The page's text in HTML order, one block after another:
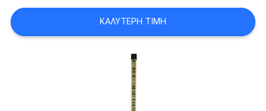
SITEMAP
ΚΑΛΎΤΕΡΗ ΤΙΜΉ